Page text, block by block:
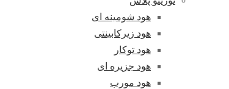
هود شومینه ای
هود زیرکابینتی
هود توکار
هود جزیره ای
هود مورب